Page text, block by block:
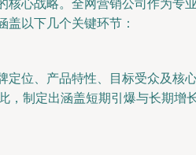
心战略。全网营销公司作为专
以下几个关键环节：
位、产品特性、目标受众及核
制定出涵盖短期引爆与长期增